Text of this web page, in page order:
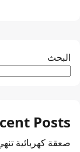
البحث
Posts
صعقة كهربائية